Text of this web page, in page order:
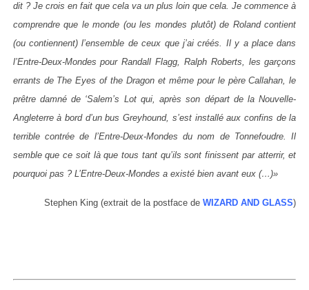
dit ? Je crois en fait que cela va un plus loin que cela. Je commence à
comprendre que le monde (ou les mondes plutôt) de Roland contient
(ou contiennent) l’ensemble de ceux que j’ai créés. Il y a place dans
l’Entre-Deux-Mondes pour Randall Flagg, Ralph Roberts, les garçons
errants de The Eyes of the Dragon et même pour le père Callahan, le
prêtre damné de ‘Salem’s Lot qui, après son départ de la Nouvelle-
Angleterre à bord d’un bus Greyhound, s’est installé aux confins de la
terrible contrée de l’Entre-Deux-Mondes du nom de Tonnefoudre. Il
semble que ce soit là que tous tant qu’ils sont finissent par atterrir, et
pourquoi pas ? L’Entre-Deux-Mondes a existé bien avant eux (…)»
Stephen King (extrait de la postface deWIZARD AND GLASS)